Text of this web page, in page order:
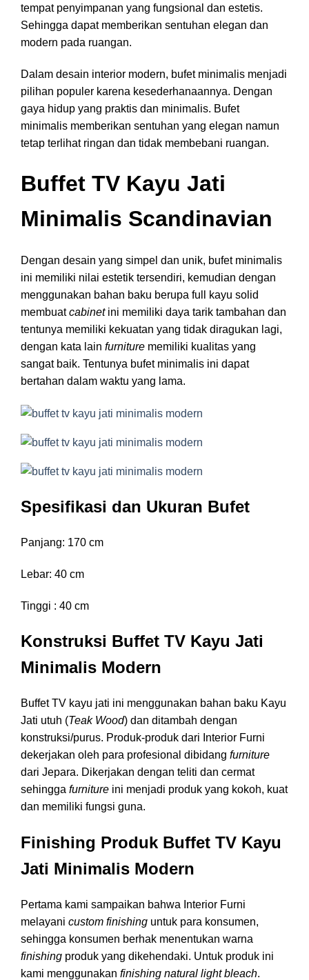
tempat penyimpanan yang fungsional dan estetis.
Sehingga dapat memberikan sentuhan elegan dan
modern pada ruangan.
Dalam desain interior modern, bufet minimalis menjadi
pilihan populer karena kesederhanaannya. Dengan
gaya hidup yang praktis dan minimalis. Bufet
minimalis memberikan sentuhan yang elegan namun
tetap terlihat ringan dan tidak membebani ruangan.
Buffet TV Kayu Jati
Minimalis Scandinavian
Dengan desain yang simpel dan unik, bufet minimalis
ini memiliki nilai estetik tersendiri, kemudian dengan
menggunakan bahan baku berupa full kayu solid
membuatcabinetini memiliki daya tarik tambahan dan
tentunya memiliki kekuatan yang tidak diragukan lagi,
dengan kata lain furniture memiliki kualitas yang
sangat baik. Tentunya bufet minimalis ini dapat
bertahan dalam waktu yang lama.
Spesifikasi dan Ukuran Bufet
Panjang: 170 cm
Lebar: 40 cm
Tinggi : 40 cm
Konstruksi Buffet TV Kayu Jati
Minimalis Modern
Buffet TV kayu jati ini menggunakan bahan baku Kayu
Jati utuh (Teak Wood) dan ditambah dengan
konstruksi/purus. Produk-produk dari Interior Furni
dekerjakan oleh para profesional dibidang furniture
dari Jepara. Dikerjakan dengan teliti dan cermat
sehingga furniture ini menjadi produk yang kokoh, kuat
dan memiliki fungsi guna.
Finishing Produk Buffet TV Kayu
Jati Minimalis Modern
Pertama kami sampaikan bahwa Interior Furni
melayani custom finishing untuk para konsumen,
sehingga konsumen berhak menentukan warna
finishing produk yang dikehendaki. Untuk produk ini
kami menggunakan finishing natural light bleach.